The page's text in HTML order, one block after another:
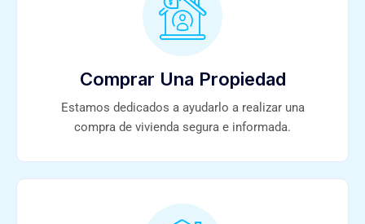
Comprar Una Propiedad
Estamos dedicados a ayudarlo a realizar una
compra de vivienda segura e informada.